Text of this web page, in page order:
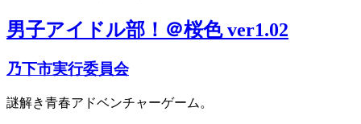
男子アイドル部！＠桜色 ver1.02
乃下市実行委員会
謎解き青春アドベンチャーゲーム。